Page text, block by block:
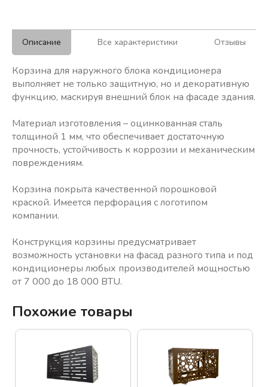
Описание Все характеристики Отзывы
Корзина для наружного блока кондиционера
выполняет не только защитную, но и декоративную
функцию, маскируя внешний блок на фасаде здания.
Материал изготовления – оцинкованная сталь
толщиной 1 мм, что обеспечивает достаточную
прочность, устойчивость к коррозии и механическим
повреждениям.
Корзина покрыта качественной порошковой
краской. Имеется перфорация с логотипом
компании.
Конструкция корзины предусматривает
возможность установки на фасад разного типа и под
кондиционеры любых производителей мощностью
от 7 000 до 18 000 BTU.
Похожие товары